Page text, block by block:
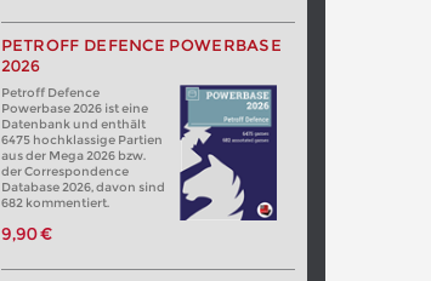
PETROFF DEFENCE POWERBASE
2026
Petroff Defence
Powerbase 2026 ist eine
Datenbank und enthält
6475 hochklassige Partien
aus der Mega 2026 bzw.
der Correspondence
Database 2026, davon sind
682 kommentiert.
9,90 €